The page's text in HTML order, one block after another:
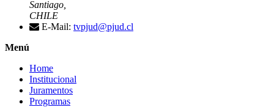
Santiago,
CHILE
E-Mail: tvpjud@pjud.cl
Menú
Home
Institucional
Juramentos
Programas